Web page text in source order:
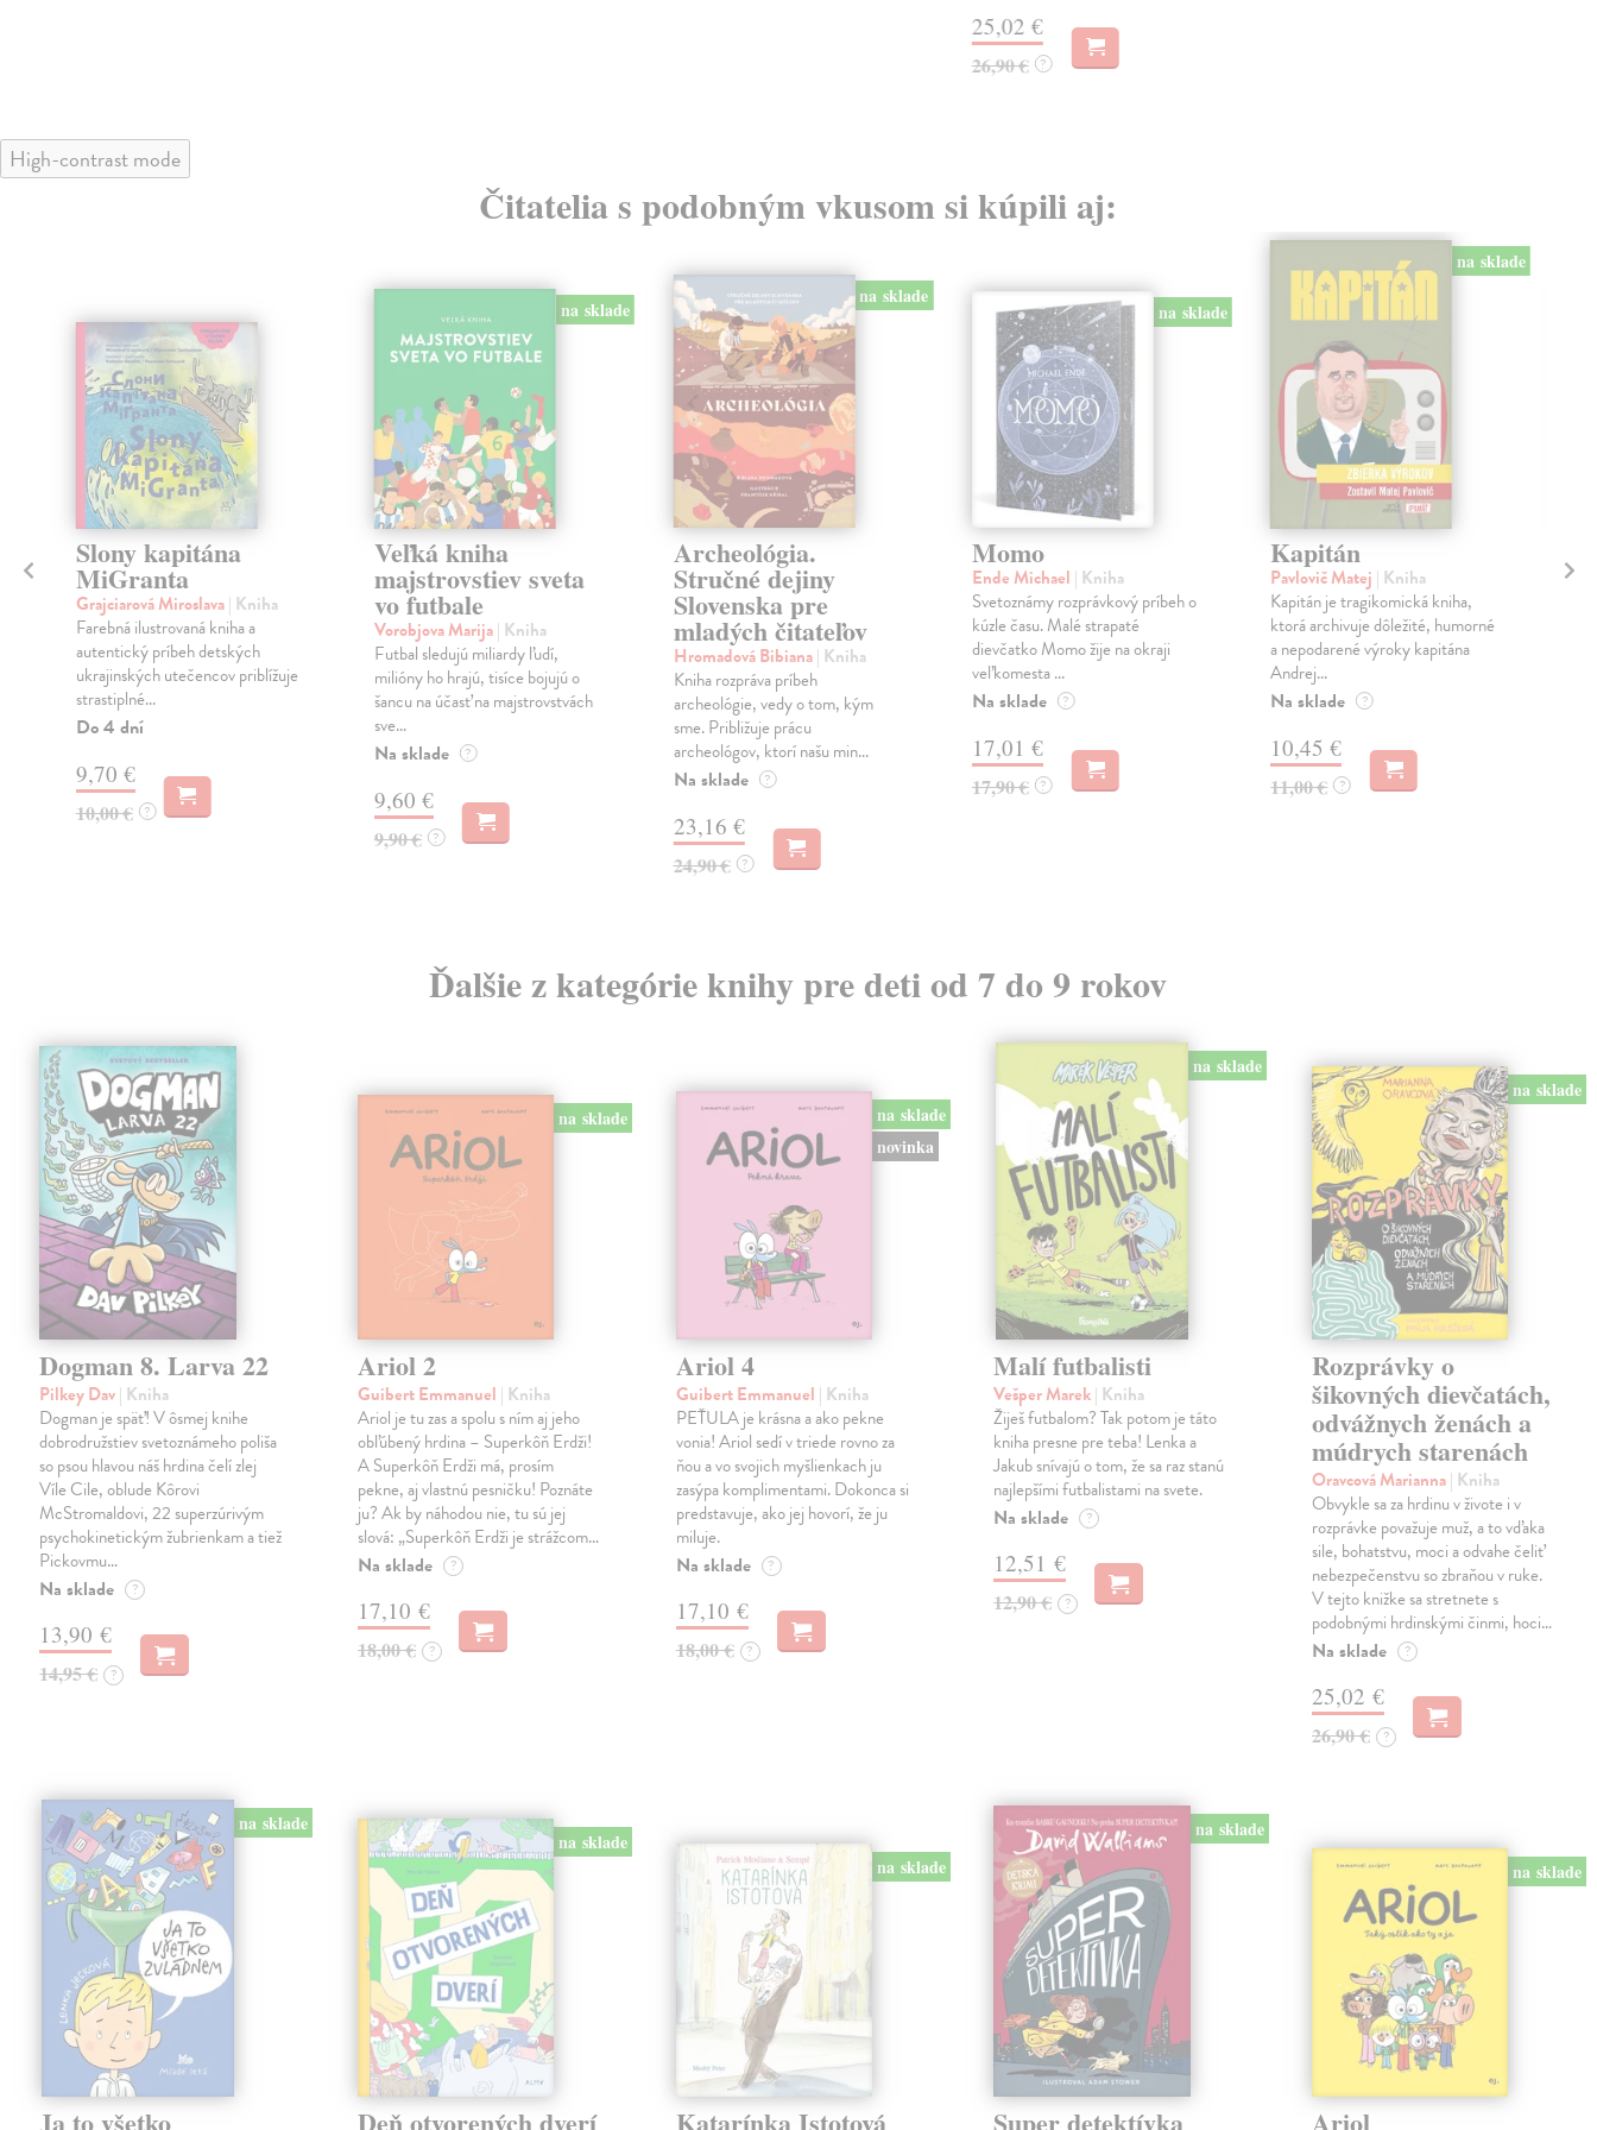
25,02 €
26,90 € ?
High-contrast mode
Čitatelia s podobným vkusom si kúpili aj:
Slony kapitána
MiGranta
Grajciarová Miroslava| Kniha
Farebná ilustrovaná kniha a
autentický príbeh detských
ukrajinských utečencov priblížuje
strastiplné...
Do 4 dní
9,70 €
10,00 € ?
na sklade
Veľká kniha
majstrovstiev sveta
vo futbale
Vorobjova Marija| Kniha
Futbal sledujú miliardy ľudí,
milióny ho hrajú, tisíce bojujú o
šancu na účasť na majstrovstvách
sve...
Na sklade ?
9,60 €
9,90 € ?
na sklade
Archeológia.
Stručné dejiny
Slovenska pre
mladých čitateľov
Hromadová Bibiana| Kniha
Kniha rozpráva príbeh
archeológie, vedy o tom, kým
sme. Približuje prácu
archeológov, ktorí našu min...
Na sklade ?
23,16 €
24,90 € ?
na sklade
Momo
Ende Michael | Kniha
Svetoznámy rozprávkový príbeh o
kúzle času. Malé strapaté
dievčatko Momo žije na okraji
veľkomesta ...
Na sklade ?
17,01 €
17,90 € ?
na sklade
Kapitán
Pavlovič Matej | Kniha
Kapitán je tragikomická kniha,
ktorá archivuje dôležité, humorné
a nepodarené výroky kapitána
Andrej...
Na sklade ?
10,45 €
11,00 € ?
Ďalšie z kategórie knihy pre deti od 7 do 9 rokov
Dogman 8. Larva 22
Pilkey Dav| Kniha
Dogman je späť! V ôsmej knihe
dobrodružstiev svetoznámeho poliša
so psou hlavou náš hrdina čelí zlej
Víle Cile, oblude Kôrovi
McStromaldovi, 22 superzúrivým
psychokinetickým žubrienkam a tiež
Pickovmu…
Na sklade ?
13,90 €
14,95 € ?
na sklade
Ariol 2
Guibert Emmanuel | Kniha
Ariol je tu zas a spolu s ním aj jeho
obľúbený hrdina – Superkôň Erdži!
A Superkôň Erdži má, prosím
pekne, aj vlastnú pesničku! Poznáte
ju? Ak by náhodou nie, tu sú jej
slová: „Superkôň Erdži je strážcom…
Na sklade ?
17,10 €
18,00 € ?
na sklade
novinka
Ariol 4
Guibert Emmanuel | Kniha
PEŤULA je krásna a ako pekne
vonia! Ariol sedí v triede rovno za
ňou a vo svojich myšlienkach ju
zasýpa komplimentami. Dokonca si
predstavuje, ako jej hovorí, že ju
miluje.
Na sklade ?
17,10 €
18,00 € ?
na sklade
Malí futbalisti
Vešper Marek| Kniha
Žiješ futbalom? Tak potom je táto
kniha presne pre teba! Lenka a
Jakub snívajú o tom, že sa raz stanú
najlepšími futbalistami na svete.
Na sklade ?
12,51 €
12,90 € ?
na sklade
Rozprávky o
šikovných dievčatách,
odvážnych ženách a
múdrych starenách
Oravcová Marianna| Kniha
Obvykle sa za hrdinu v živote i v
rozprávke považuje muž, a to vďaka
sile, bohatstvu, moci a odvahe čeliť
nebezpečenstvu so zbraňou v ruke.
V tejto knižke sa stretnete s
podobnými hrdinskými činmi, hoci…
Na sklade ?
25,02 €
26,90 € ?
na sklade
na sklade
na sklade
na sklade
na sklade